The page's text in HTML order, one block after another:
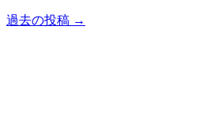
過去の投稿 →